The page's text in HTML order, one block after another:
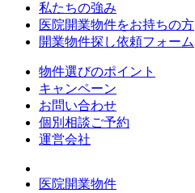
私たちの強み
医院開業物件をお持ちの方
開業物件探し依頼フォーム
物件選びのポイント
キャンペーン
お問い合わせ
個別相談ご予約
運営会社
医院開業物件